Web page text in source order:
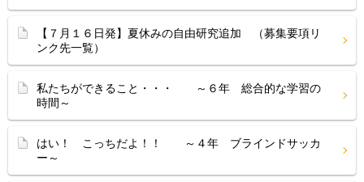
【７月１６日発】夏休みの自由研究追加 （募集要項リ
ンク先一覧）
私たちができること・・・ ～６年 総合的な学習の
時間～
はい！ こっちだよ！！ ～４年 ブラインドサッカ
ー～